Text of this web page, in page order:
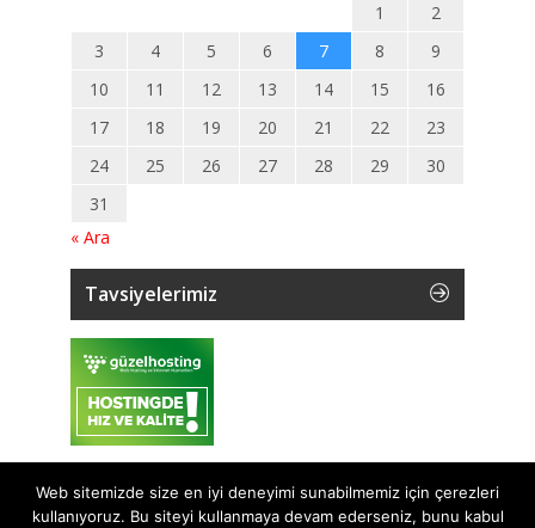
1
2
3
4 5 6 7 8
9
10
11 12 13 14 15
16
17
18 19 20 21 22
23
24
25 26 27 28 29
30
31
« Ara
Tavsiyelerimiz
Web sitemizde size en iyi deneyimi sunabilmemiz için çerezleri
kullanıyoruz. Bu siteyi kullanmaya devam ederseniz, bunu kabul